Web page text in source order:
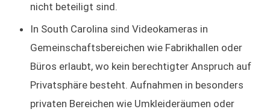
nicht beteiligt sind.
In South Carolina sind Videokameras in
Gemeinschaftsbereichen wie Fabrikhallen oder
Büros erlaubt, wo kein berechtigter Anspruch auf
Privatsphäre besteht. Aufnahmen in besonders
privaten Bereichen wie Umkleideräumen oder